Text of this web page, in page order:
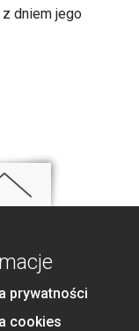
dniem jego
prywatności
cookies